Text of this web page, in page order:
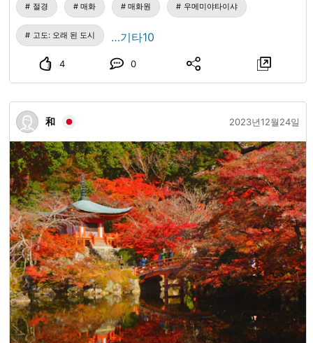
절경 매화 매화원 우메미야타이샤
고도: 오래 된 도시 …기타10
4 0
和 2023년12월24일